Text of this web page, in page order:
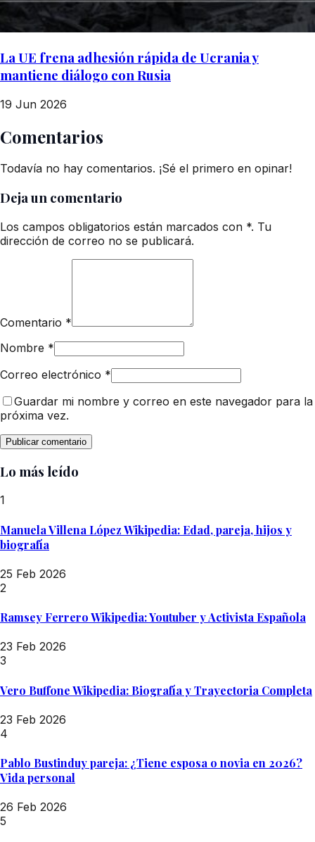
La UE frena adhesión rápida de Ucrania y
mantiene diálogo con Rusia
19 Jun 2026
Comentarios
Todavía no hay comentarios. ¡Sé el primero en opinar!
Deja un comentario
Los campos obligatorios están marcados con *. Tu
dirección de correo no se publicará.
Comentario *
Nombre *
Correo electrónico *
Guardar mi nombre y correo en este navegador para la
próxima vez.
Lo más leído
1
Manuela Villena López Wikipedia: Edad, pareja, hijos y
biografía
25 Feb 2026
2
Ramsey Ferrero Wikipedia: Youtuber y Activista Española
23 Feb 2026
3
Vero Buffone Wikipedia: Biografía y Trayectoria Completa
23 Feb 2026
4
Pablo Bustinduy pareja: ¿Tiene esposa o novia en 2026?
Vida personal
26 Feb 2026
5